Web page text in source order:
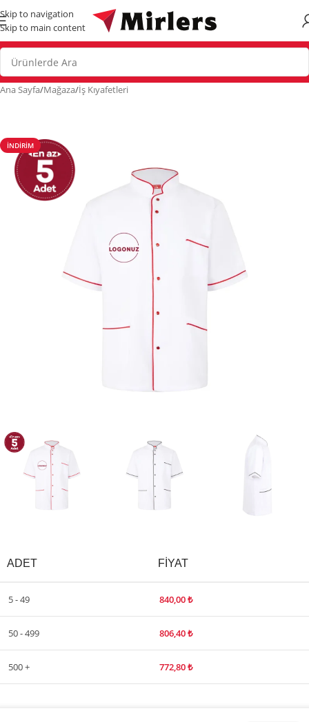
Skip to navigation
Skip to main content
Ana Sayfa/Mağaza/İş Kıyafetleri
İNDIRIM
ADET FIYAT
5 - 49 840,00₺
50 - 499 806,40₺
500 + 772,80₺